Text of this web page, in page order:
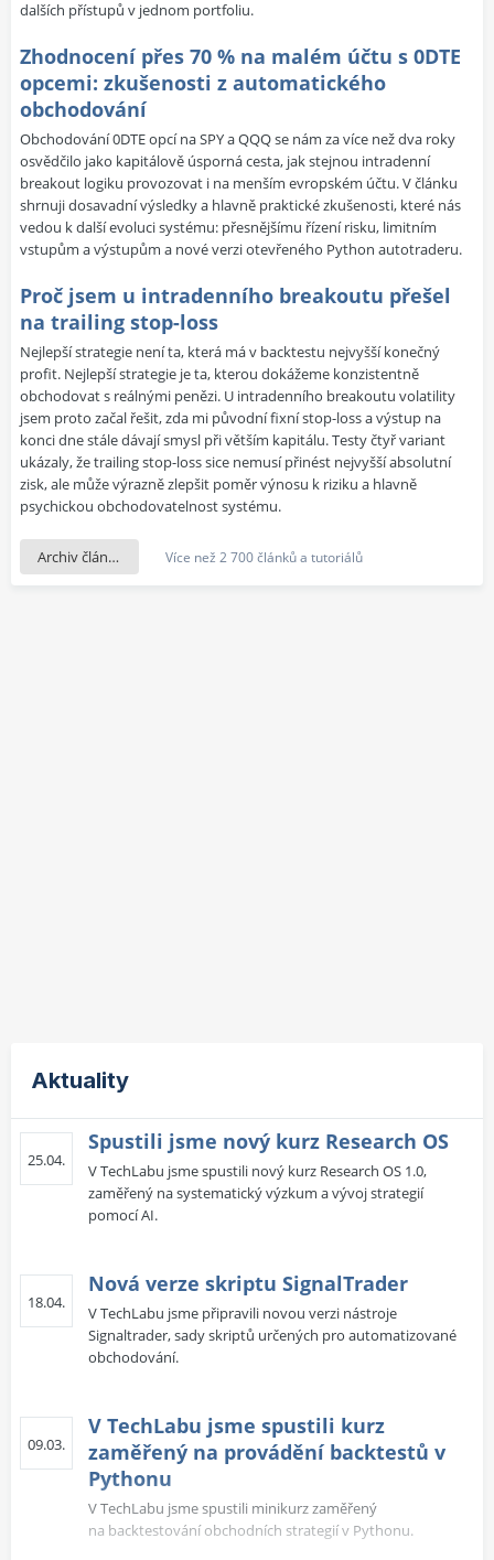
dalších přístupů v jednom portfoliu.
Zhodnocení přes 70 % na malém účtu s 0DTE
opcemi: zkušenosti z automatického
obchodování
Obchodování 0DTE opcí na SPY a QQQ se nám za více než dva roky
osvědčilo jako kapitálově úsporná cesta, jak stejnou intradenní
breakout logiku provozovat i na menším evropském účtu. V článku
shrnuji dosavadní výsledky a hlavně praktické zkušenosti, které nás
vedou k další evoluci systému: přesnějšímu řízení risku, limitním
vstupům a výstupům a nové verzi otevřeného Python autotraderu.
Proč jsem u intradenního breakoutu přešel
na trailing stop-loss
Nejlepší strategie není ta, která má v backtestu nejvyšší konečný
profit. Nejlepší strategie je ta, kterou dokážeme konzistentně
obchodovat s reálnými penězi. U intradenního breakoutu volatility
jsem proto začal řešit, zda mi původní fixní stop-loss a výstup na
konci dne stále dávají smysl při větším kapitálu. Testy čtyř variant
ukázaly, že trailing stop-loss sice nemusí přinést nejvyšší absolutní
zisk, ale může výrazně zlepšit poměr výnosu k riziku a hlavně
psychickou obchodovatelnost systému.
Archiv článků Více než 2 700 článků a tutoriálů
Aktuality
25.04.
Spustili jsme nový kurz Research OS
V TechLabu jsme spustili nový kurz Research OS 1.0,
zaměřený na systematický výzkum a vývoj strategií
pomocí AI.
18.04.
Nová verze skriptu SignalTrader
V TechLabu jsme připravili novou verzi nástroje
Signaltrader, sady skriptů určených pro automatizované
obchodování.
09.03.
V TechLabu jsme spustili kurz
zaměřený na provádění backtestů v
Pythonu
V TechLabu jsme spustili minikurz zaměřený
na backtestování obchodních strategií v Pythonu.